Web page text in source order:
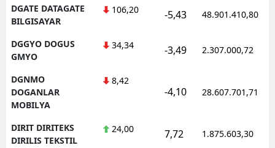
DGATE DATAGATE
BILGISAYAR
106,20 -5,43 48.901.410,80
DGGYO DOGUS
GMYO
34,34 -3,49 2.307.000,72
DGNMO
DOGANLAR
MOBILYA
8,42
-4,10 28.607.701,71
DIRIT DIRITEKS
DIRILIS TEKSTIL
24,00 7,72 1.875.603,30